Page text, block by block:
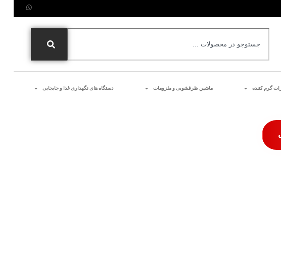
گرم کننده ماشین ظرفشویی و ملزومات دستگاه های نگهداری غذا و جابجایی